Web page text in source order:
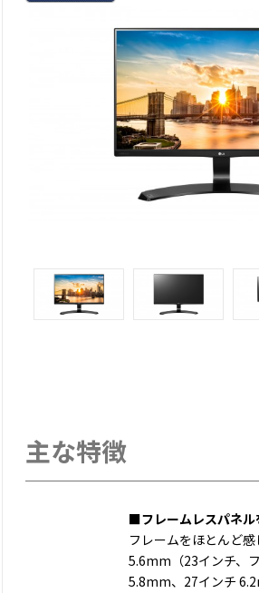
主な特徴
■フレームレスパネル
フレームをほとんど
5.6mm（23インチ、
5.8mm、27インチ